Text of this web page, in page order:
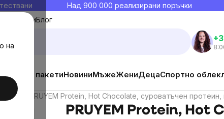
на
Над 900 000 реализирани поръчки
любимиБлог
Изгодни пакетиНовиниМъжеЖениДецаСпортно
PRUYEM Protein, Hot Chocolate, суроватъчен
PRUYEM Protein, Hot